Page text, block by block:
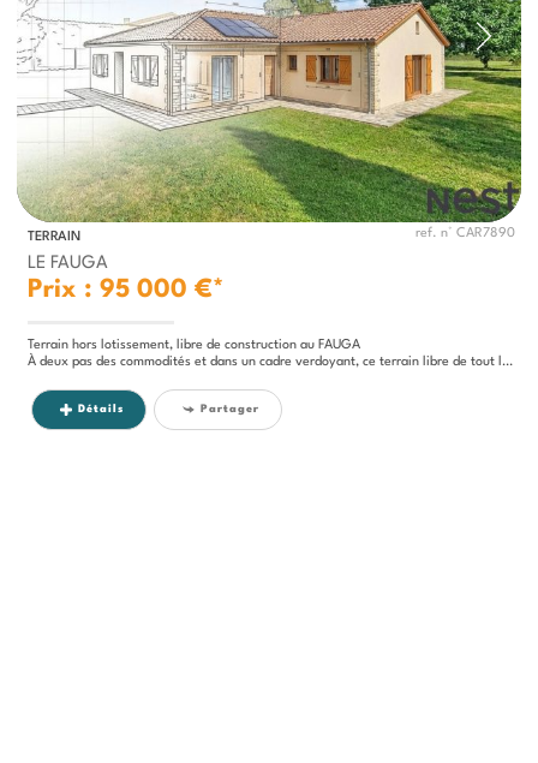
TERRAIN ref. n° CAR7890
LE FAUGA
Prix : 95 000 €*
Terrain hors lotissement, libre de construction au FAUGA
À deux pas des commodités et dans un cadre verdoyant, ce terrain libre de tout lotissement vous offre une belle liberté...
Détails Partager